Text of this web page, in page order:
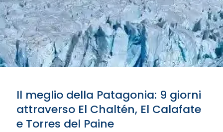
Il meglio della Patagonia: 9 giorni
attraverso El Chaltén, El Calafate
e Torres del Paine